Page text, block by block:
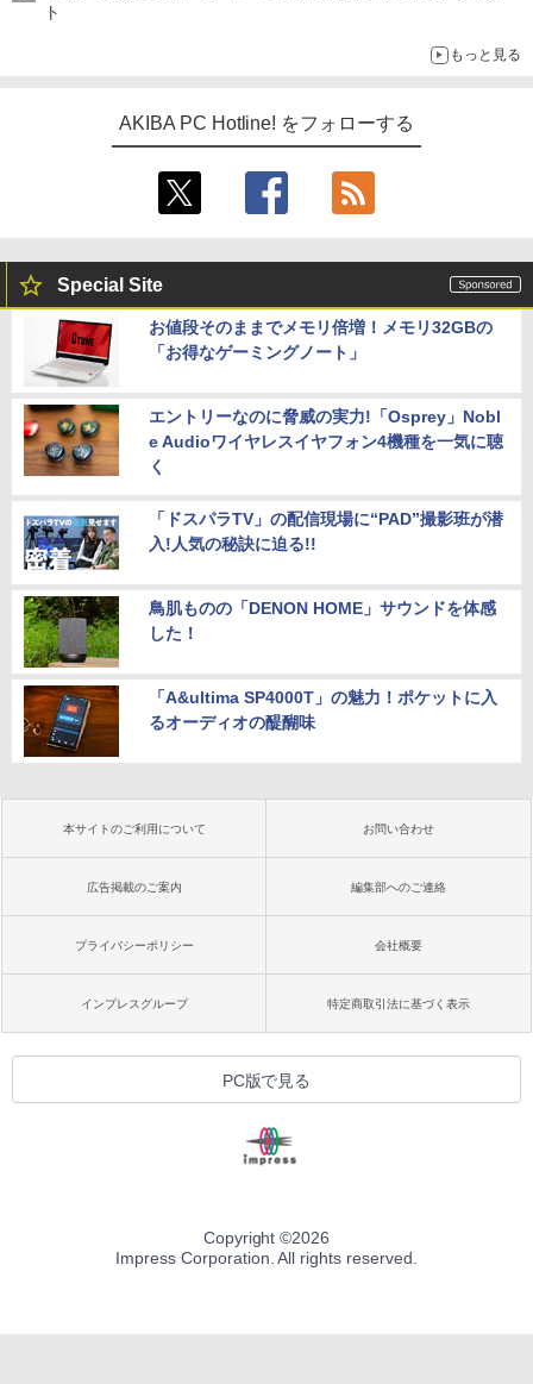
ト
もっと見る
AKIBA PC Hotline! をフォローする
Special Site
お値段そのままでメモリ倍増！メモリ32GBの
「お得なゲーミングノート」
エントリーなのに脅威の実力!「Osprey」Nobl
e Audioワイヤレスイヤフォン4機種を一気に聴
く
「ドスパラTV」の配信現場に“PAD”撮影班が潜
入!人気の秘訣に迫る!!
鳥肌ものの「DENON HOME」サウンドを体感
した！
「A&ultima SP4000T」の魅力！ポケットに入
るオーディオの醍醐味
本サイトのご利用について お問い合わせ
広告掲載のご案内 編集部へのご連絡
プライバシーポリシー 会社概要
インプレスグループ 特定商取引法に基づく表示
PC版で見る
Copyright ©2026
Impress Corporation. All rights reserved.